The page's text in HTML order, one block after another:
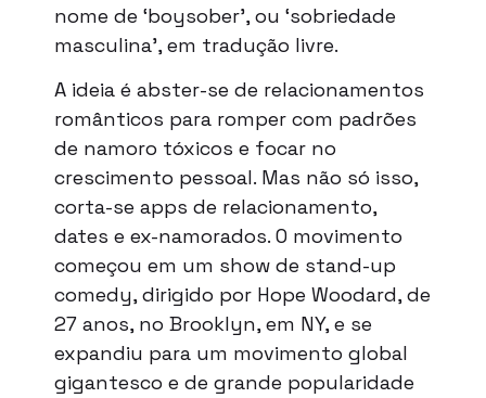
nome de ‘boysober’, ou ‘sobriedade
masculina’, em tradução livre.
A ideia é abster-se de relacionamentos
românticos para romper com padrões
de namoro tóxicos e focar no
crescimento pessoal. Mas não só isso,
corta-se apps de relacionamento,
dates e ex-namorados. O movimento
começou em um show de stand-up
comedy, dirigido por Hope Woodard, de
27 anos, no Brooklyn, em NY, e se
expandiu para um movimento global
gigantesco e de grande popularidade